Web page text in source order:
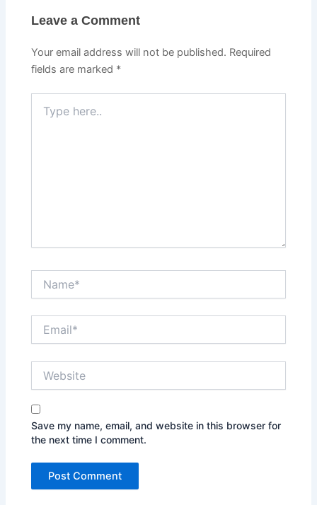
Leave a Comment
Your email address will not be published. Required
fields are marked *
here..
Save my name, email, and website in this browser for
the next time I comment.